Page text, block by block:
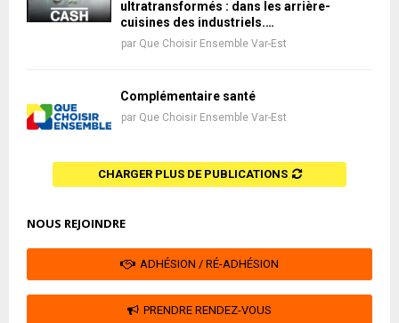
ultratransformés : dans les arrière-
cuisines des industriels.…
par Que Choisir Ensemble Var-Est
Complémentaire santé
par Que Choisir Ensemble Var-Est
CHARGER PLUS DE PUBLICATIONS
NOUS REJOINDRE
ADHÉSION / RÉ-ADHÉSION
PRENDRE RENDEZ-VOUS